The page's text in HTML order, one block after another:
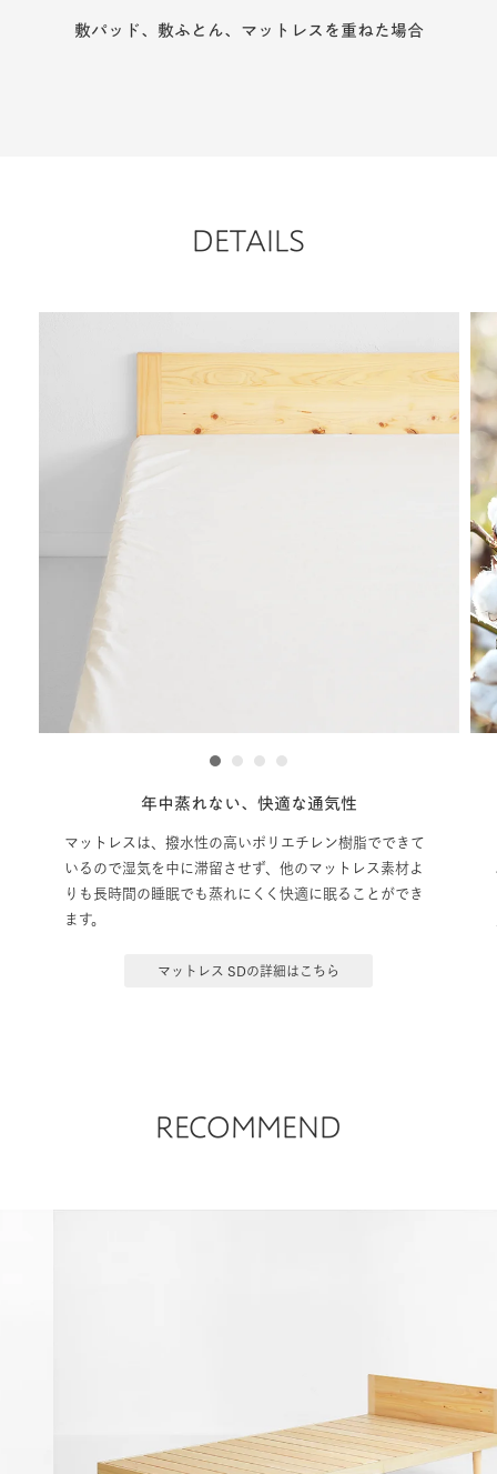
敷パッド、敷ふとん、マットレスを重ねた場合
DETAILS
年中蒸れない、快適な通気性
マットレスは、撥水性の高いポリエチレン樹脂でできて
いるので湿気を中に滞留させず、他のマットレス素材よ
りも長時間の睡眠でも蒸れにくく快適に眠ることができ
ます。
マットレス SDの詳細はこちら
1 2 3 4
RECOMMEND